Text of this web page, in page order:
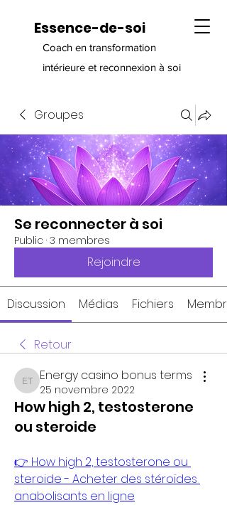
Essence-de-soi
Coach en transformation
intérieure et reconnexion à soi
Groupes
Se reconnecter à soi
Public · 3 membres
Rejoindre
Discussion Médias Fichiers
Retour
Energy casino bonus terms
Energy casino bonus terms
25 novembre 2022
How high 2, testosterone
ou steroide
👉 How high 2, testosterone ou
steroide - Acheter des stéroïdes
anabolisants en ligne